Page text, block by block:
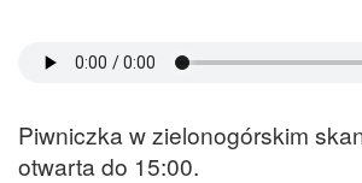
Piwniczka w zielonogórskim
otwarta do 15:00.